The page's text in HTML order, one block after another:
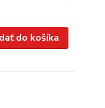
do košíka